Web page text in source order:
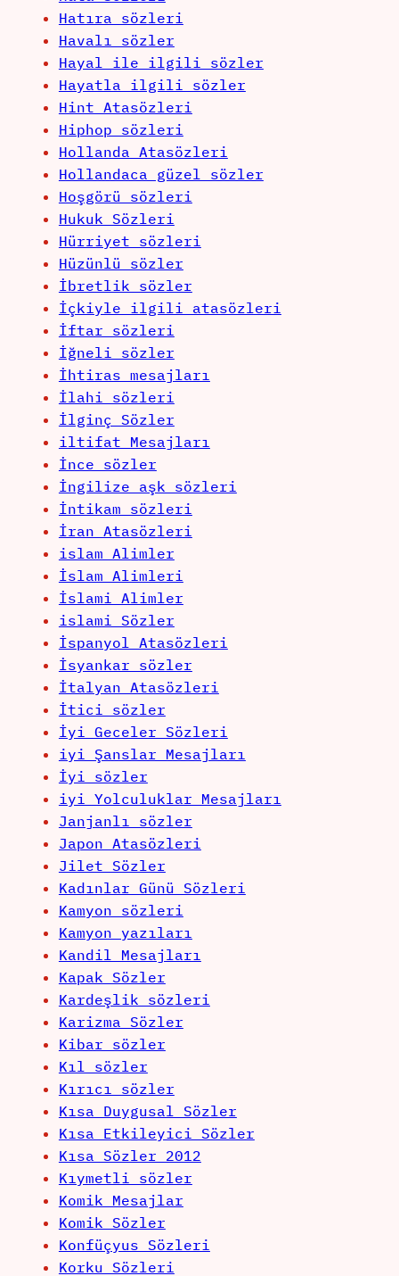
Hatıra sözleri
Havalı sözler
Hayal ile ilgili sözler
Hayatla ilgili sözler
Hint Atasözleri
Hiphop sözleri
Hollanda Atasözleri
Hollandaca güzel sözler
Hoşgörü sözleri
Hukuk Sözleri
Hürriyet sözleri
Hüzünlü sözler
İbretlik sözler
İçkiyle ilgili atasözleri
İftar sözleri
İğneli sözler
İhtiras mesajları
İlahi sözleri
İlginç Sözler
iltifat Mesajları
İnce sözler
İngilize aşk sözleri
İntikam sözleri
İran Atasözleri
islam Alimler
İslam Alimleri
İslami Alimler
islami Sözler
İspanyol Atasözleri
İsyankar sözler
İtalyan Atasözleri
İtici sözler
İyi Geceler Sözleri
iyi Şanslar Mesajları
İyi sözler
iyi Yolculuklar Mesajları
Janjanlı sözler
Japon Atasözleri
Jilet Sözler
Kadınlar Günü Sözleri
Kamyon sözleri
Kamyon yazıları
Kandil Mesajları
Kapak Sözler
Kardeşlik sözleri
Karizma Sözler
Kibar sözler
Kıl sözler
Kırıcı sözler
Kısa Duygusal Sözler
Kısa Etkileyici Sözler
Kısa Sözler 2012
Kıymetli sözler
Komik Mesajlar
Komik Sözler
Konfüçyus Sözleri
Korku Sözleri